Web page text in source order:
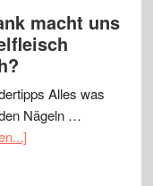
macht uns
Alles was
Nägeln …